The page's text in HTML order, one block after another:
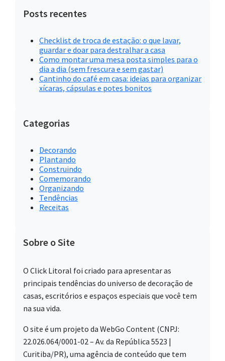
Posts recentes
Checklist de troca de estação: o que lavar,
guardar e doar para destralhar a casa
Como montar uma mesa posta simples para o
dia a dia (sem frescura e sem gastar)
Cantinho do café em casa: ideias para organizar
xícaras, cápsulas e potes bonitos
Categorias
Decorando
Plantando
Construindo
Comemorando
Organizando
Tendências
Receitas
Sobre o Site
O Click Litoral foi criado para apresentar as
principais tendências do universo de decoração de
casas, escritórios e espaços especiais que você tem
na sua vida.
O site é um projeto da WebGo Content (CNPJ:
22.026.064/0001-02 – Av. da República 5523 |
Curitiba/PR), uma agência de conteúdo que tem